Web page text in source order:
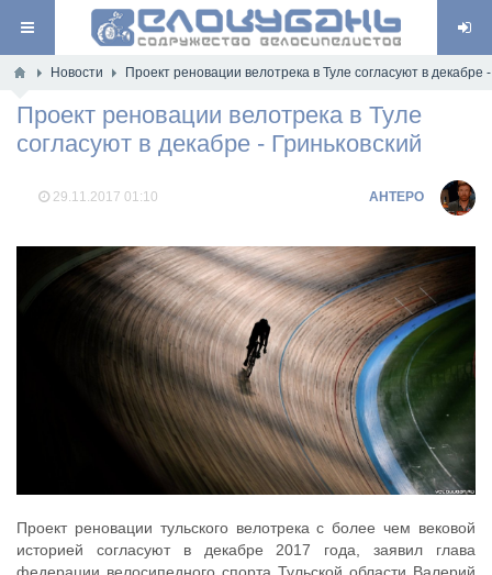
Новости Проект реновации велотрека в Туле согласуют в декабре
Проект реновации велотрека в Туле
согласуют в декабре - Гриньковский
29.11.2017 01:10 AHTEPO
Проект реновации тульского велотрека с более чем вековой
историей согласуют в декабре 2017 года, заявил глава
федерации велосипедного спорта Тульской области Валерий